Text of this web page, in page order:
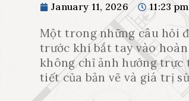
January 11, 2026 11:23 pm
Một trong những câu hỏi
trước khi bắt tay vào
không chỉ ảnh hưởng trực
tiết của bản vẽ và giá trị